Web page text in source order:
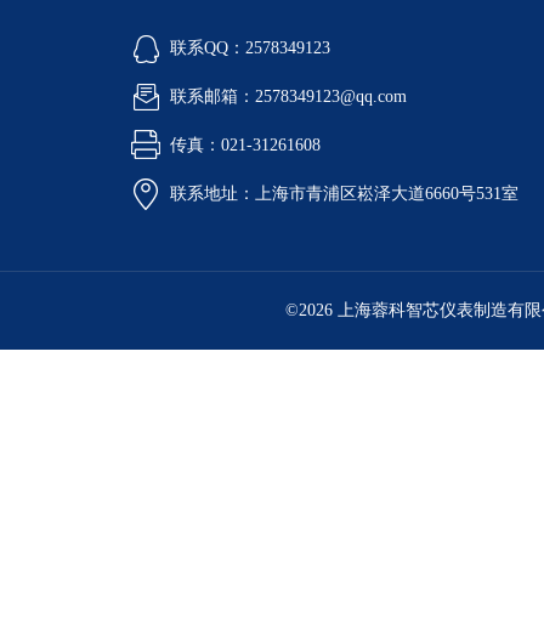
联系QQ：2578349123
联系邮箱：2578349123@qq.com
传真：021-31261608
联系地址：上海市青浦区崧泽大道6660号531室
©2026 上海蓉科智芯仪表制造有